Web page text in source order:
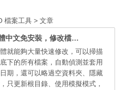
檔案工具 > 文章
FolderTimeUpdate 1.72 繁體中文免安裝，修改檔案建立時間
就能夠大量快速修改，可以掃描
下的所有檔案，自動偵測並套用
期，還可以略過空資料夾、隱藏
只更新根目錄、使用模擬模式，